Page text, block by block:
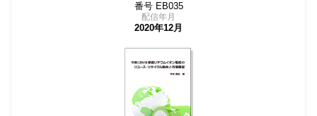
番号 EB035
配信年月
2020年12月